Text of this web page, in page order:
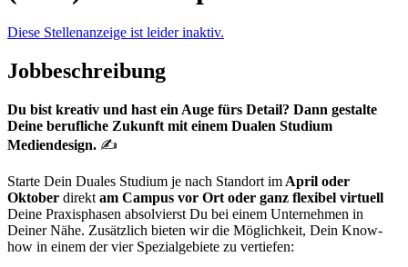
Diese Stellenanzeige ist leider inaktiv.
Jobbeschreibung
Du bist kreativ und hast ein Auge fürs Detail? Dann gestalte
Deine berufliche Zukunft mit einem Dualen Studium
Mediendesign. ✍
Starte Dein Duales Studium je nach Standort im April oder
Oktober direkt am Campus vor Ort oder ganz flexibel virtuell
Deine Praxisphasen absolvierst Du bei einem Unternehmen in
Deiner Nähe. Zusätzlich bieten wir die Möglichkeit, Dein Know-
how in einem der vier Spezialgebiete zu vertiefen: